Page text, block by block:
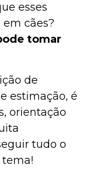
esses
cães?
tomar
de
estimação, é
orientação
tudo o
tema!